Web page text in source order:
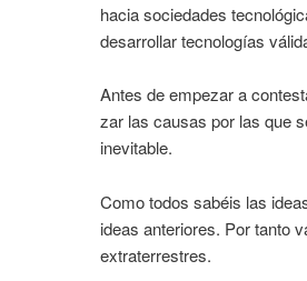
hacia sociedades
desarrollar tecnolo­gías
Antes de empezar a
zar las causas por las que
inevi­table.
Como todos sabéis las
ideas anteriores. Por tanto
extraterrestres.